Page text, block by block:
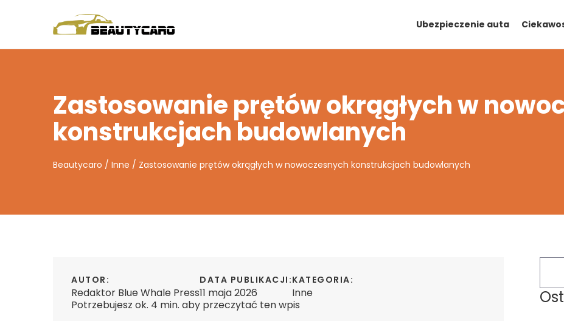
Ubezpieczenie auta
Zastosowanie prętów okrągłych w
konstrukcjach budowlanych
Beautycaro / Inne / Zastosowanie prętów okrągłych w nowoczesnych konstrukcjach budowlanych
AUTOR:
Redaktor Blue Whale Press
DATA PUBLIKACJI:
11 maja 2026
KATEGORIA:
Inne
Potrzebujesz ok. 4 min. aby przeczytać ten wpis